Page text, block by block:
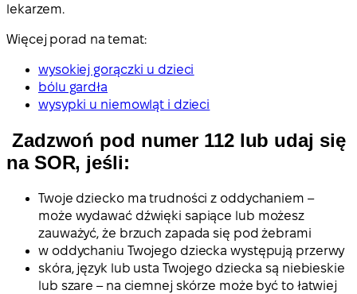
lekarzem.
Więcej porad na temat:
wysokiej gorączki u dzieci
bólu gardła
wysypki u niemowląt i dzieci
Zadzwoń pod numer 112 lub udaj się
na SOR, jeśli:
Twoje dziecko ma trudności z oddychaniem –
może wydawać dźwięki sapiące lub możesz
zauważyć, że brzuch zapada się pod żebrami
w oddychaniu Twojego dziecka występują przerwy
skóra, język lub usta Twojego dziecka są niebieskie
lub szare – na ciemnej skórze może być to łatwiej